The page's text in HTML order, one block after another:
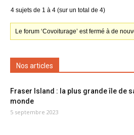
4 sujets de 1 à 4 (sur un total de 4)
Le forum ‘Covoiturage’ est fermé à de
Nos articles
Fraser Island : la plus grande île de
monde
5 septembre 2023